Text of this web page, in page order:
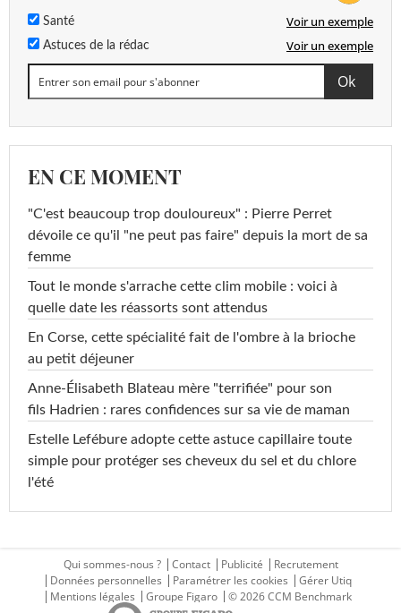
Santé Voir un exemple
Astuces de la rédac Voir un exemple
EN CE MOMENT
"C'est beaucoup trop douloureux" : Pierre Perret
dévoile ce qu'il "ne peut pas faire" depuis la mort de sa
femme
Tout le monde s'arrache cette clim mobile : voici à
quelle date les réassorts sont attendus
En Corse, cette spécialité fait de l'ombre à la brioche
au petit déjeuner
Anne-Élisabeth Blateau mère "terrifiée" pour son
fils Hadrien : rares confidences sur sa vie de maman
Estelle Lefébure adopte cette astuce capillaire toute
simple pour protéger ses cheveux du sel et du chlore
l'été
Qui sommes-nous ? Contact Publicité
Recrutement
Données personnelles
Paramétrer les cookies
Gérer Utiq
Mentions légales
Groupe Figaro © 2026 CCM Benchmark